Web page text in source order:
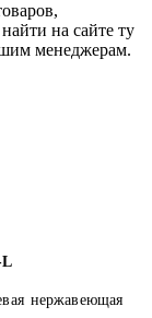
на сайте ту
менеджерам.
L
нержавеющая